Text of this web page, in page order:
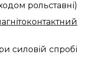
рольставні)
силовій спробі